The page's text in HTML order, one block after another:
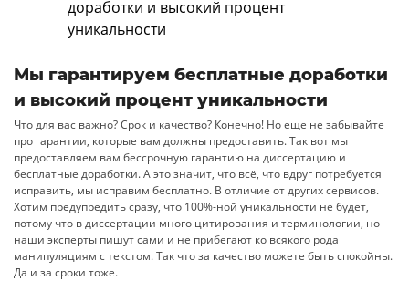
Мы гарантируем бесплатные доработки
и высокий процент уникальности
Что для вас важно? Срок и качество? Конечно! Но еще не забывайте
про гарантии, которые вам должны предоставить. Так вот мы
предоставляем вам бессрочную гарантию на диссертацию и
бесплатные доработки. А это значит, что всё, что вдруг потребуется
исправить, мы исправим бесплатно. В отличие от других сервисов.
Хотим предупредить сразу, что 100%-ной уникальности не будет,
потому что в диссертации много цитирования и терминологии, но
наши эксперты пишут сами и не прибегают ко всякого рода
манипуляциям с текстом. Так что за качество можете быть спокойны.
Да и за сроки тоже.